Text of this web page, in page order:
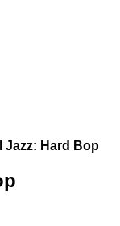
Jazz: Hard Bop